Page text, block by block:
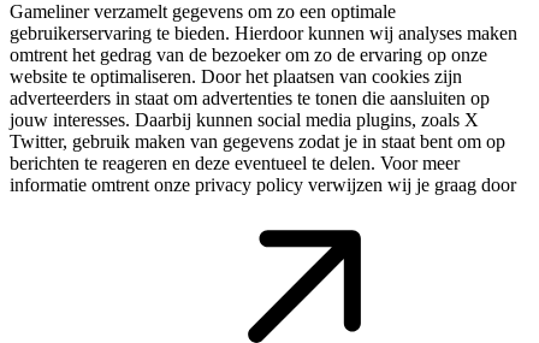
Gameliner verzamelt gegevens om zo een optimale
gebruikerservaring te bieden. Hierdoor kunnen wij analyses maken
omtrent het gedrag van de bezoeker om zo de ervaring op onze
website te optimaliseren. Door het plaatsen van cookies zijn
adverteerders in staat om advertenties te tonen die aansluiten op
jouw interesses. Daarbij kunnen social media plugins, zoals X
Twitter, gebruik maken van gegevens zodat je in staat bent om op
berichten te reageren en deze eventueel te delen. Voor meer
informatie omtrent onze privacy policy verwijzen wij je graag door